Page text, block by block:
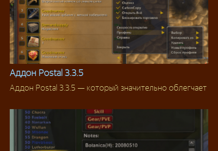
Аддоны 3.3.5
Аддон Postal 3.3.5
Аддон Postal 3.3.5 — который значительно облегчает